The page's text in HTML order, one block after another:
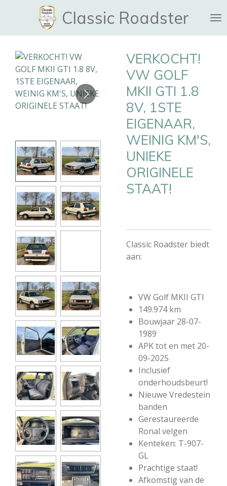
naar
hoofdinhoud
Classic Roadster
VERKOCHT!
VW GOLF
MKII GTI 1.8
8V, 1STE
EIGENAAR,
WEINIG KM'S,
UNIEKE
ORIGINELE
STAAT!
Classic Roadster biedt
aan:
VW Golf MKII GTI
149.974 km
Bouwjaar 28-07-
1989
APK tot en met 20-
09-2025
Inclusief
onderhoudsbeurt!
Nieuwe Vredestein
banden
Gerestaureerde
Ronal velgen
Kenteken: T-907-
GL
Prachtige staat!
Afkomstig van de